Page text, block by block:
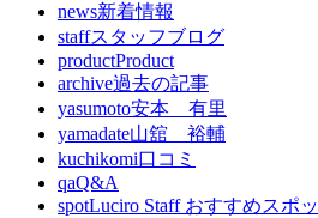
news新着情報
staffスタッフブログ
productProduct
archive過去の記事
yasumoto安本 有里
yamadate山舘 裕輔
kuchikomi口コミ
qaQ&A
spotLuciro Staff おすすめスポ